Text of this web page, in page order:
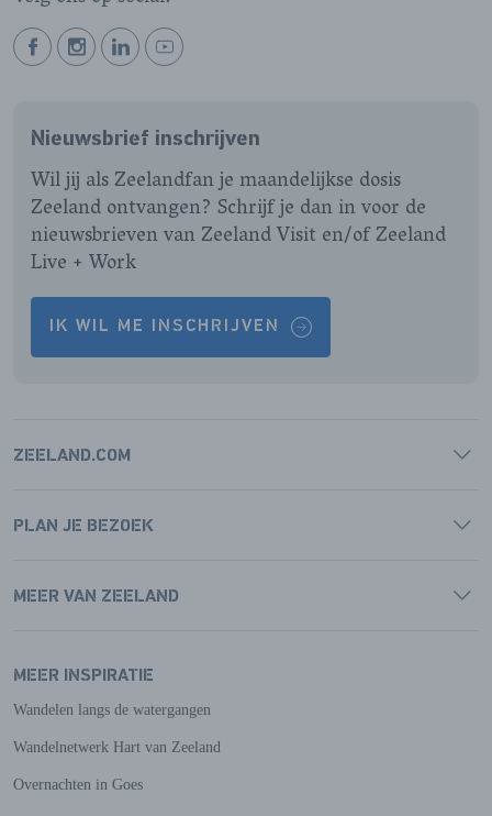
BEKIJK
PAGINA
BEKIJK
PAGINA
BEKIJK
PAGINA
BEKIJK
PAGINA
Nieuwsbrief inschrijven
Wil jij als Zeelandfan je maandelijkse dosis
Zeeland ontvangen? Schrijf je dan in voor de
nieuwsbrieven van Zeeland Visit en/of Zeeland
Live + Work
IK WIL ME INSCHRIJVEN
ZEELAND.COM
PLAN JE BEZOEK
MEER VAN ZEELAND
MEER INSPIRATIE
Wandelen langs de watergangen
Wandelnetwerk Hart van Zeeland
Overnachten in Goes